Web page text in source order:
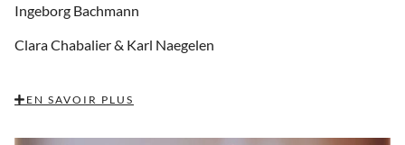
Ingeborg Bachmann
Clara Chabalier & Karl Naegelen
EN SAVOIR PLUS